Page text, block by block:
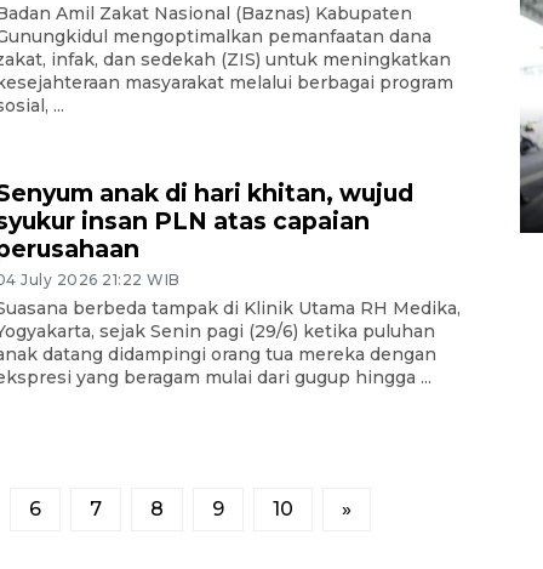
Amil Zakat Nasional (Baznas) Kabupaten
mengoptimalkan pemanfaatan dana
infak, dan sedekah (ZIS) untuk meningkatkan
masyarakat melalui berbagai program
...
anak di hari khitan, wujud
insan PLN atas capaian
July 2026 21:22 WIB
berbeda tampak di Klinik Utama RH Medika,
sejak Senin pagi (29/6) ketika puluhan
datang didampingi orang tua mereka dengan
yang beragam mulai dari gugup hingga ...
6 7 8 9 10 »
03 August 2026 12:31 WIB